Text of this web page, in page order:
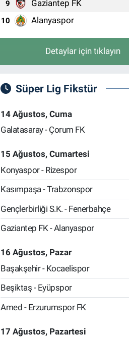
9 Gaziantep FK
10 Alanyaspor
Detaylar için tıklayın
Süper Lig Fikstür
14 Ağustos, Cuma
Galatasaray - Çorum FK
15 Ağustos, Cumartesi
Konyaspor - Rizespor
Kasımpaşa - Trabzonspor
Gençlerbirliği S.K. - Fenerbahçe
Gaziantep FK - Alanyaspor
16 Ağustos, Pazar
Başakşehir - Kocaelispor
Beşiktaş - Eyüpspor
Amed - Erzurumspor FK
17 Ağustos, Pazartesi